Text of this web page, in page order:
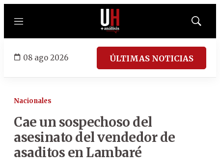
Menú
Mostrar
08 ago 2026 ÚLTIMAS NOTICIAS
Nacionales
Cae un sospechoso del
asesinato del vendedor de
asaditos en Lambaré